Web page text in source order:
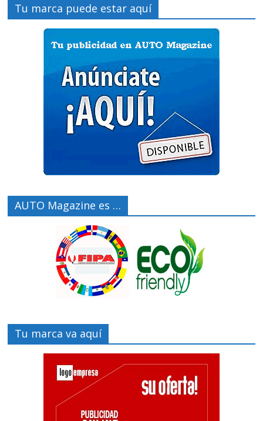
Tu marca puede estar aquí
AUTO Magazine es …
Tu marca va aquí